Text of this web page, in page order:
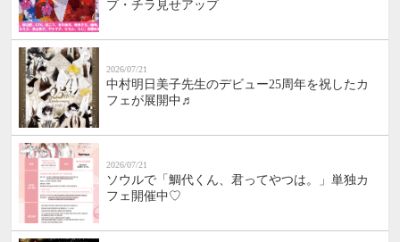
プ・チラ見せアップ
2026/07/21
中村明日美子先生のデビュー25周年を祝したカ
フェが展開中♬
2026/07/21
ソウルで「鯛代くん、君ってやつは。」単独カ
フェ開催中♡